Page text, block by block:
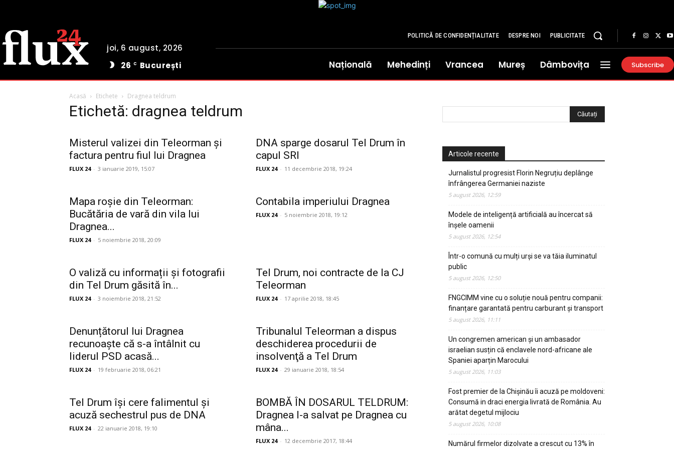
joi, 6 august, 2026
26 C București
POLITICĂ DE CONFIDENȚIALITATE DESPRE NOI PUBLICITATE
Națională Mehedinți Vrancea Mureș Dâmbovița Subscribe
Acasă Etichete Dragnea teldrum
Etichetă: dragnea teldrum
Misterul valizei din Teleorman și
factura pentru fiul lui Dragnea
FLUX 24 - 3 ianuarie 2019, 15:07
DNA sparge dosarul Tel Drum în
capul SRI
FLUX 24 - 11 decembrie 2018, 19:24
Mapa roșie din Teleorman:
Bucătăria de vară din vila lui
Dragnea...
FLUX 24 - 5 noiembrie 2018, 20:09
Contabila imperiului Dragnea
FLUX 24 - 5 noiembrie 2018, 19:12
O valiză cu informații și fotografii
din Tel Drum găsită în...
FLUX 24 - 3 noiembrie 2018, 21:52
Tel Drum, noi contracte de la CJ
Teleorman
FLUX 24 - 17 aprilie 2018, 18:45
Denunțătorul lui Dragnea
recunoaște că s-a întâlnit cu
liderul PSD acasă...
FLUX 24 - 19 februarie 2018, 06:21
Tribunalul Teleorman a dispus
deschiderea procedurii de
insolvenţă a Tel Drum
FLUX 24 - 29 ianuarie 2018, 18:54
Tel Drum își cere falimentul și
acuză sechestrul pus de DNA
FLUX 24 - 22 ianuarie 2018, 19:10
BOMBĂ ÎN DOSARUL TELDRUM:
Dragnea l-a salvat pe Dragnea cu
mâna...
FLUX 24 - 12 decembrie 2017, 18:44
Articole recente
Jurnalistul progresist Florin Negruțiu deplânge
înfrângerea Germaniei naziste
5 august 2026, 12:59
Modele de inteligență artificială au încercat să
înșele oamenii
5 august 2026, 12:54
Într-o comună cu mulți urși se va tăia iluminatul
public
5 august 2026, 12:50
FNGCIMM vine cu o soluție nouă pentru companii:
finanțare garantată pentru carburant și transport
5 august 2026, 11:11
Un congremen american și un ambasador
israelian susțin că enclavele nord-africane ale
Spaniei aparțin Marocului
5 august 2026, 11:03
Fost premier de la Chișinău îi acuză pe moldoveni:
Consumă in draci energia livrată de România. Au
arătat degetul mijlociu
5 august 2026, 10:08
Numărul firmelor dizolvate a crescut cu 13% în